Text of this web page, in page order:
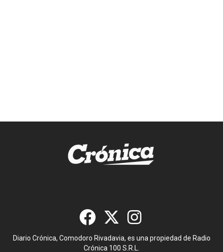
Diario Crónica, Comodoro Rivadavia, es una propiedad de Radio
Crónica 100 S.R.L.